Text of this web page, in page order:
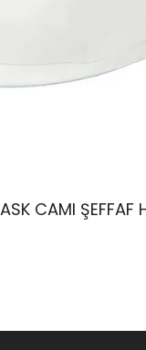
CAMI ŞEFFAF